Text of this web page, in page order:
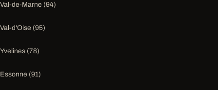
Val-de-Marne (94)
Val-d'Oise (95)
Yvelines (78)
Essonne (91)